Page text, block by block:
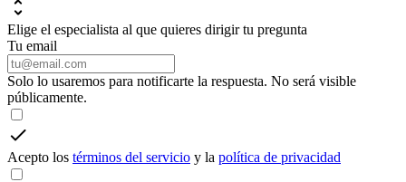
Elige el especialista al que quieres dirigir tu pregunta
Tu email
Solo lo usaremos para notificarte la respuesta. No será visible
públicamente.
Acepto los términos del servicio y la política de privacidad